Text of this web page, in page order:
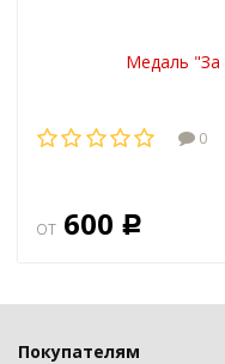
Медаль "За
0
от 600 Р
Покупателям